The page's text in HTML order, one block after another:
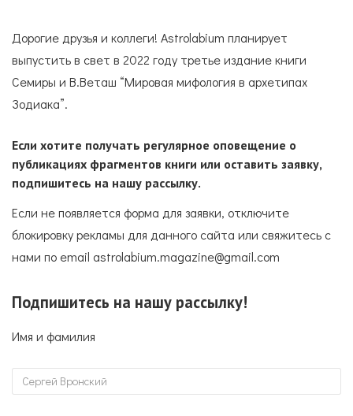
Дорогие друзья и коллеги! Astrolabium планирует
выпустить в свет в 2022 году третье издание книги
Семиры и В.Веташ “Мировая мифология в архетипах
Зодиака”.
Если хотите получать регулярное оповещение о
публикациях фрагментов книги или оставить заявку,
подпишитесь на нашу рассылку.
Если не появляется форма для заявки, отключите
блокировку рекламы для данного сайта или свяжитесь с
нами по email astrolabium.magazine@gmail.com
Подпишитесь на нашу рассылку!
Имя и фамилия